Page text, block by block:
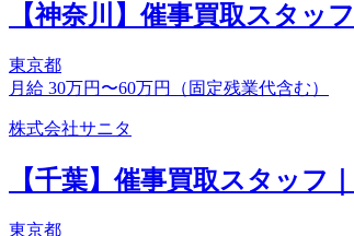
【神奈川】催事買取スタッ
東京都
月給 30万円〜60万円（固定残業代含む）
株式会社サニタ
【千葉】催事買取スタッフ
東京都